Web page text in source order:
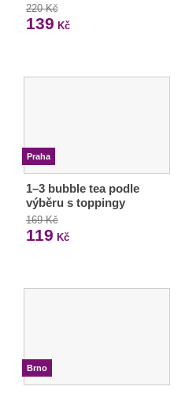
220 Kč
139 Kč
Praha
1–3 bubble tea podle
výběru s toppingy
169 Kč
119 Kč
Brno